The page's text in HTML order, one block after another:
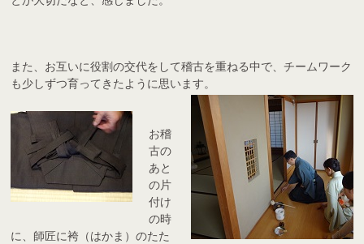
また、お互いに役割の交代をして稽古を重ねる中で、チームワーク
も少しずつ育ってきたように思います。
お稽
古の
あと
の片
付け
の時
に、師匠に袴（はかま）のたた